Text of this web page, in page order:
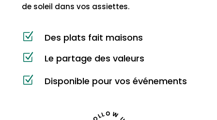
de soleil dans vos assiettes.
Z
Des plats fait maisons
Z
Le partage des valeurs
Z
Disponible pour vos événements